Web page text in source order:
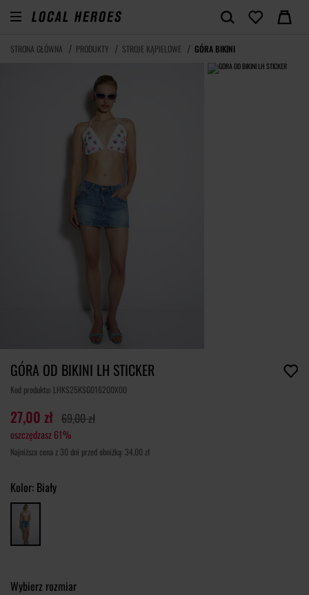
STRONA GŁÓWNA PRODUKTY STROJE KĄPIELOWE GÓRA BIKINI
GÓRA OD BIKINI LH STICKER
Kod produktu: LHKS25KSG016200X00
27,00 zł 69,00 zł
oszczędzasz 61%
Najniższa cena z 30 dni przed obniżką: 34,00 zł
Kolor: Biały
Wybierz rozmiar